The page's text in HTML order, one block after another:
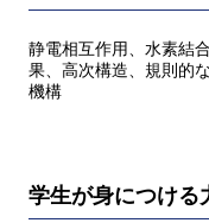
静電相互作用、水素結
果、高次構造、規則的
機構
学生が身につける